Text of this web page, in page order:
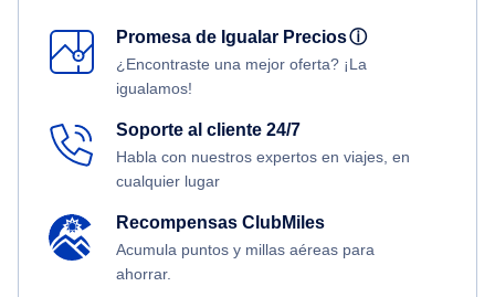
Promesa de Igualar Preciosⓘ
¿Encontraste una mejor oferta? ¡La
igualamos!
Soporte al cliente 24/7
Habla con nuestros expertos en viajes, en
cualquier lugar
Recompensas ClubMiles
Acumula puntos y millas aéreas para
ahorrar.